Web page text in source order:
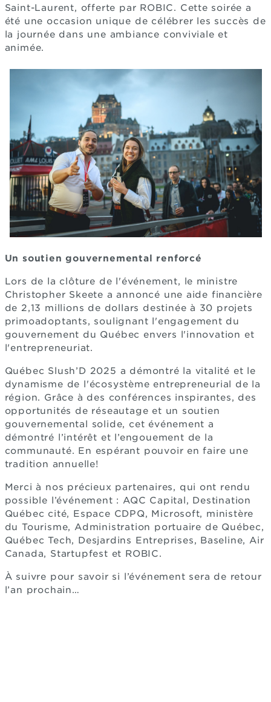
Saint-Laurent, offerte par ROBIC. Cette soirée a
été une occasion unique de célébrer les succès de
la journée dans une ambiance conviviale et
animée.
Un soutien gouvernemental renforcé
Lors de la clôture de l'événement, le ministre
Christopher Skeete a annoncé une aide financière
de 2,13 millions de dollars destinée à 30 projets
primoadoptants, soulignant l'engagement du
gouvernement du Québec envers l'innovation et
l'entrepreneuriat.
Québec Slush’D 2025 a démontré la vitalité et le
dynamisme de l'écosystème entrepreneurial de la
région. Grâce à des conférences inspirantes, des
opportunités de réseautage et un soutien
gouvernemental solide, cet événement a
démontré l’intérêt et l’engouement de la
communauté. En espérant pouvoir en faire une
tradition annuelle!
Merci à nos précieux partenaires, qui ont rendu
possible l’événement : AQC Capital, Destination
Québec cité, Espace CDPQ, Microsoft, ministère
du Tourisme, Administration portuaire de Québec,
Québec Tech, Desjardins Entreprises, Baseline, Air
Canada, Startupfest et ROBIC.
À suivre pour savoir si l’événement sera de retour
l’an prochain…